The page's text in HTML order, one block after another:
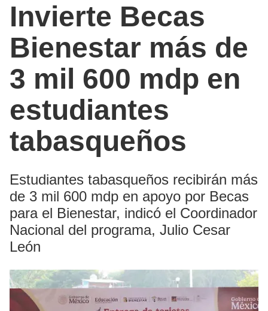
Invierte Becas
Bienestar más de
3 mil 600 mdp en
estudiantes
tabasqueños
Estudiantes tabasqueños recibirán más
de 3 mil 600 mdp en apoyo por Becas
para el Bienestar, indicó el Coordinador
Nacional del programa, Julio Cesar
León